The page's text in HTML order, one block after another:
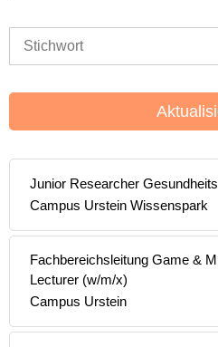
Junior Researcher
Campus Urstein Wissenspark
Fachbereichsleitung Game &
Lecturer (w/m/x)
Campus Urstein